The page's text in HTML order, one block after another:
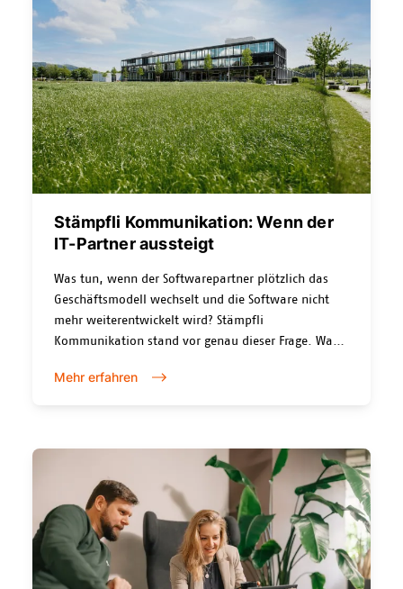
Stämpfli Kommunikation: Wenn der
IT-Partner aussteigt
Was tun, wenn der Softwarepartner plötzlich das
Geschäftsmodell wechselt und die Software nicht
mehr weiterentwickelt wird? Stämpfli
Kommunikation stand vor genau dieser Frage. Was
einer sechsjährigen Reise. Eine Geschichte über
Mehr erfahren